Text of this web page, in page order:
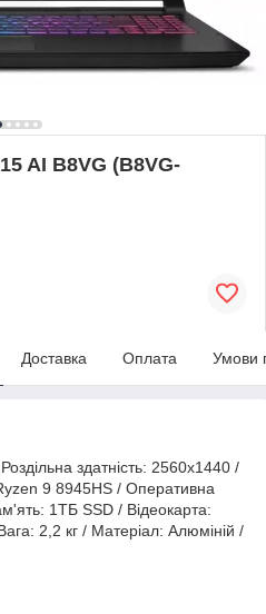
AI B8VG (B8VG-
Доставка Оплата Умови
здатність: 2560x1440 /
9 8945HS / Оперативна
1ТБ SSD / Відеокарта:
2,2 кг / Матеріал: Алюміній /